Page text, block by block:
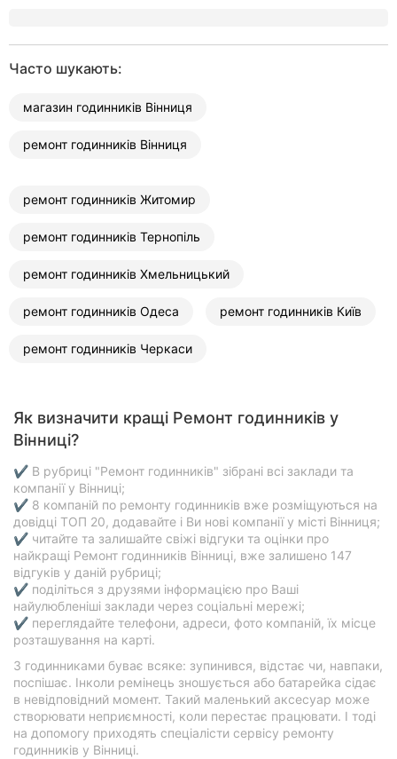
Часто шукають:
магазин годинників Вінниця
ремонт годинників Вінниця
ремонт годинників Житомир
ремонт годинників Тернопіль
ремонт годинників Хмельницький
ремонт годинників Одеса ремонт годинників Київ
ремонт годинників Черкаси
Як визначити кращі Ремонт годинників у
Вінниці?
✔ В рубриці "Ремонт годинників" зібрані всі заклади та
компанії у Вінниці;
✔ 8 компаній по ремонту годинників вже розміщуються на
довідці ТОП 20, додавайте і Ви нові компанії у місті Вінниця;
✔ читайте та залишайте свіжі відгуки та оцінки про
найкращі Ремонт годинників Вінниці, вже залишено 147
відгуків у даній рубриці;
✔ поділіться з друзями інформацією про Ваші
найулюбленіші заклади через соціальні мережі;
✔ переглядайте телефони, адреси, фото компаній, їх місце
розташування на карті.
З годинниками буває всяке: зупинився, відстає чи, навпаки,
поспішає. Інколи ремінець зношується або батарейка сідає
в невідповідний момент. Такий маленький аксесуар може
створювати неприємності, коли перестає працювати. І тоді
на допомогу приходять спеціалісти сервісу ремонту
годинників у Вінниці.